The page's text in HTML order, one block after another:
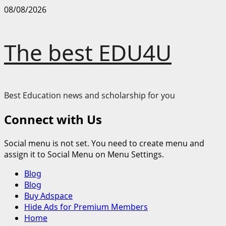
Skip
08/08/2026
The best EDU4U
Best Education news and scholarship for you
Connect with Us
Social menu is not set. You need to create menu and
assign it to Social Menu on Menu Settings.
Primary
Menu
Blog
Blog
Buy Adspace
Hide Ads for Premium Members
Home